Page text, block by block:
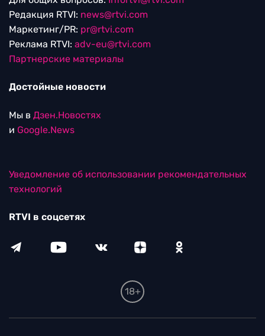
Редакция RTVI: news@rtvi.com
Маркетинг/PR: pr@rtvi.com
Реклама RTVI: adv-eu@rtvi.com
Партнерские материалы
Достойные новости
Мы в Дзен.Новостях
и Google.News
Уведомление об использовании рекомендательных
технологий
RTVI в соцсетях
18+